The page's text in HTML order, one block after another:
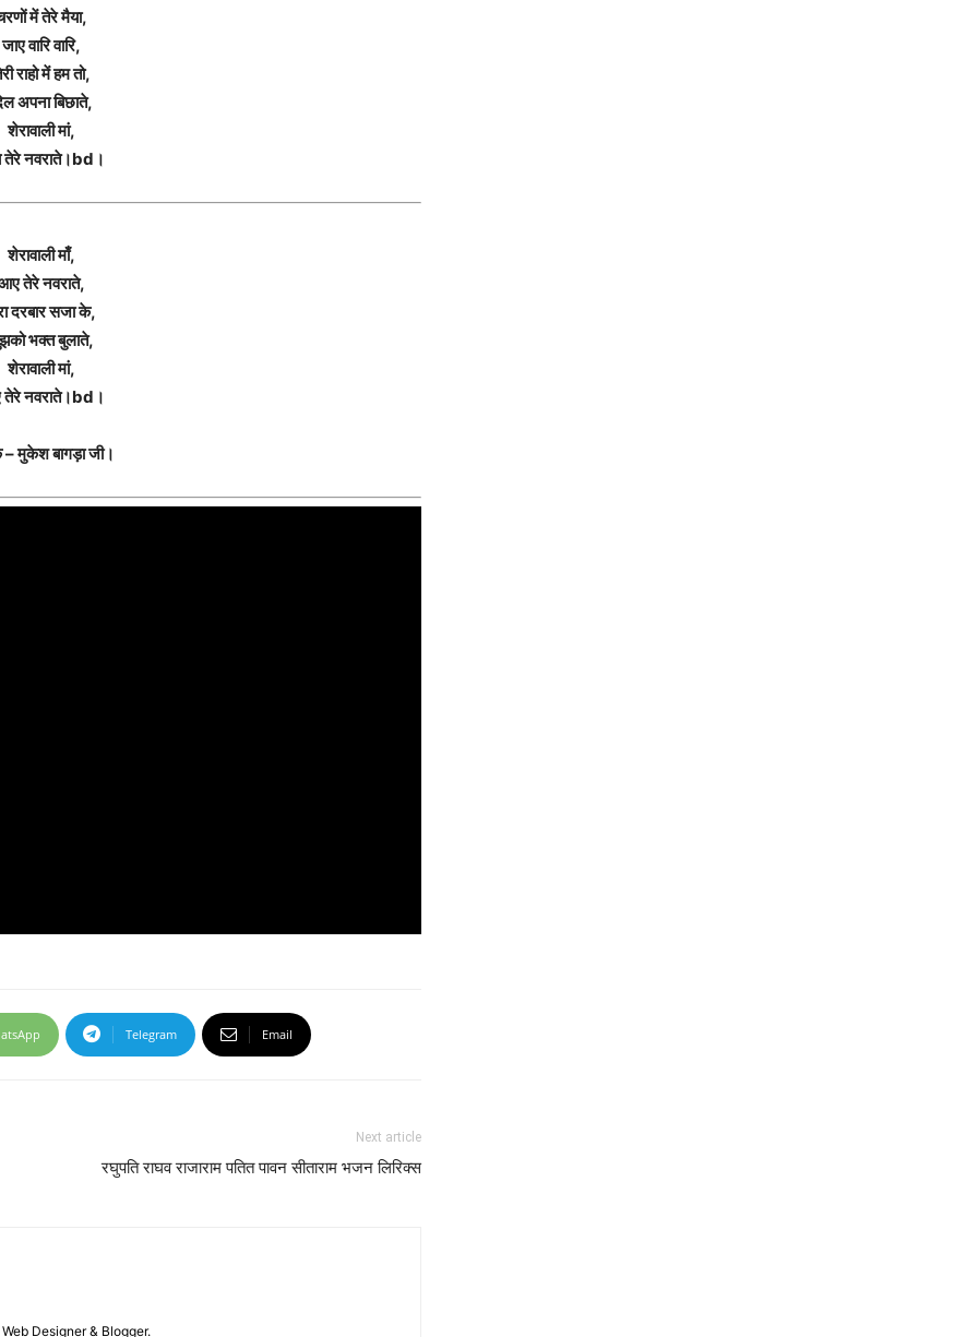
में तेरे मैया,
जाए वारि वारि,
राहो में हम तो,
अपना बिछाते,
शेरावाली मां,
नवराते।bd।
शेरावाली माँ,
तेरे नवराते,
दरबार सजा के,
भक्त बुलाते,
शेरावाली मां,
नवराते।bd।
– मुकेश बागड़ा जी।
Telegram Email
Next article
रघुपति राघव राजाराम पतित पावन सीताराम भजन लिरिक्स
Designer & Blogger.